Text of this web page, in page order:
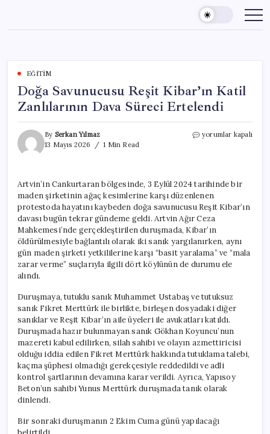
content
EĞITIM
Doğa Savunucusu Reşit Kibar’ın Katil
Zanlılarının Dava Süreci Ertelendi
By Serkan Yılmaz
13 Mayıs 2026
1 Min Read
Doğa
Zanlılarının
Dava
Süreci
Ertelendi
için
yorumlar kapalı
Artvin’in Cankurtaran bölgesinde, 3 Eylül 2024 tarihinde bir
maden şirketinin ağaç kesimlerine karşı düzenlenen
protestoda hayatını kaybeden doğa savunucusu Reşit Kibar’ın
davası bugün tekrar gündeme geldi. Artvin Ağır Ceza
Mahkemesi’nde gerçekleştirilen duruşmada, Kibar’ın
öldürülmesiyle bağlantılı olarak iki sanık yargılanırken, aynı
gün maden şirketi yetkililerine karşı “basit yaralama” ve “mala
zarar verme” suçlarıyla ilgili dört köylünün de durumu ele
alındı.
Duruşmaya, tutuklu sanık Muhammet Ustabaş ve tutuksuz
sanık Fikret Merttürk ile birlikte, birleşen dosyadaki diğer
sanıklar ve Reşit Kibar’ın aile üyeleri ile avukatları katıldı.
Duruşmada hazır bulunmayan sanık Gökhan Koyuncu’nun
mazereti kabul edilirken, silah sahibi ve olayın azmettiricisi
olduğu iddia edilen Fikret Merttürk hakkında tutuklama talebi,
kaçma şüphesi olmadığı gerekçesiyle reddedildi ve adli
kontrol şartlarının devamına karar verildi. Ayrıca, Yapısoy
Beton’un sahibi Yunus Merttürk duruşmada tanık olarak
dinlendi.
Bir sonraki duruşmanın 2 Ekim Cuma günü yapılacağı